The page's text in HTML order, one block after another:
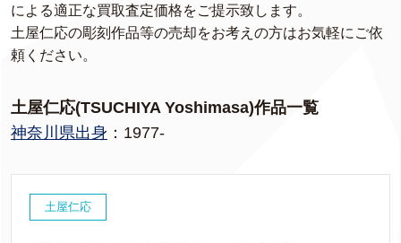
による適正な買取査定価格をご提示致します。
土屋仁応の彫刻作品等の売却をお考えの方はお気軽にご依
頼ください。
土屋仁応(TSUCHIYA Yoshimasa)作品一覧
神奈川県出身 ：1977-
土屋仁応